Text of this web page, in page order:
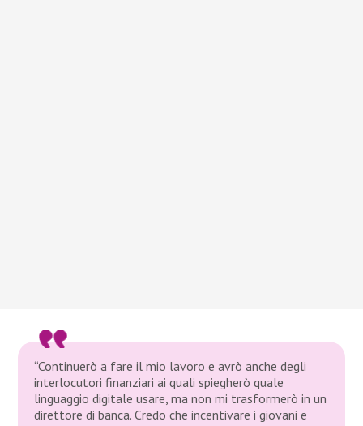
“Continuerò a fare il mio lavoro e avrò anche degli
interlocutori finanziari ai quali spiegherò quale
linguaggio digitale usare, ma non mi trasformerò in un
direttore di banca. Credo che incentivare i giovani e